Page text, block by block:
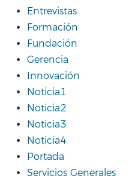
Entrevistas
Formación
Fundación
Gerencia
Innovación
Noticia1
Noticia2
Noticia3
Noticia4
Portada
Servicios Generales